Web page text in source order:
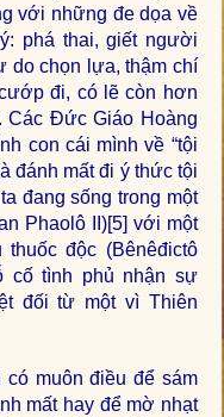
với những đe dọa về
phá thai, giết người
do chọn lựa, thậm chí
đi, có lẽ còn hơn
Các Đức Giáo Hoàng
con cái mình về “tội
đánh mất đi ý thức tội
đang sống trong một
Phaolô II)[5] với một
độc (Bênêđictô
cố tình phủ nhận sự
đối từ một vì Thiên
có muôn điều để sám
mất hay để mờ nhạt